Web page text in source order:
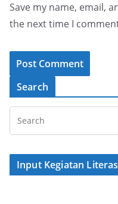
Save my name, email,
the next time I
Search
Input Kegiatan